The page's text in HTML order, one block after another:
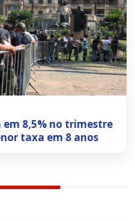
em 8,5% no trimestre
taxa em 8 anos